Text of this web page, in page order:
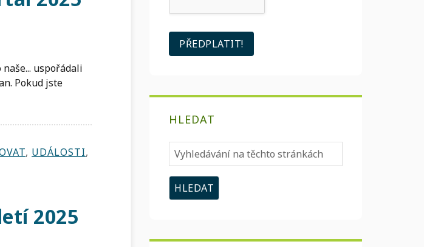
uspořádali
Pokud jste
, UDÁLOSTI,
2025
HLEDAT
Vyhledávání
na
těchto
stránkách